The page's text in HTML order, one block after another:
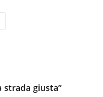
strada giusta”